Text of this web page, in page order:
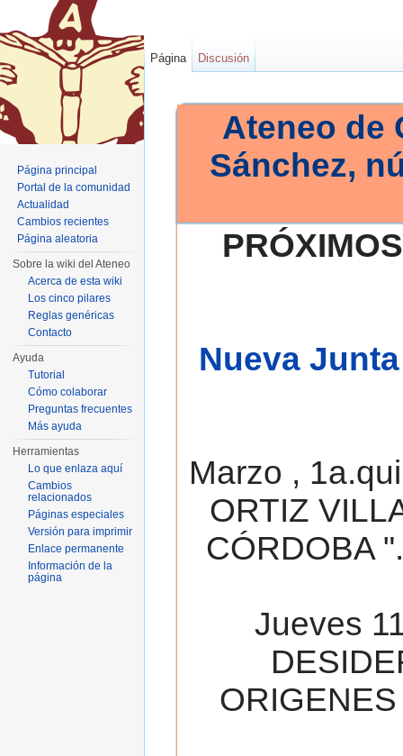
Ateneo de
Sánchez,
Nueva
Marzo ,
ORTIZ
CÓRDOBA
Jueves
Página Discusión
Página principal
Portal de la comunidad
Actualidad
Cambios recientes
Página aleatoria
Sobre la wiki del Ateneo
Acerca de esta wiki
Los cinco pilares
Reglas genéricas
Contacto
Ayuda
Tutorial
Cómo colaborar
Preguntas frecuentes
Más ayuda
Herramientas
Lo que enlaza aquí
Cambios
relacionados
Páginas especiales
Versión para imprimir
Enlace permanente
Información de la
página